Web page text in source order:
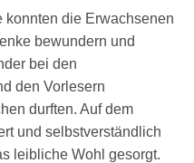
konnten die Erwachsenen
bewundern und
bei den
den Vorlesern
durften. Auf dem
und selbstverständlich
leibliche Wohl gesorgt.